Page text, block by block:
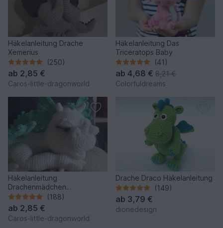
Häkelanleitung Drache
Xemerius
(250)
ab 2,85 €
Caros-little-dragonworld
Häkelanleitung Das
Triceratops Baby
(41)
ab 4,68 € 8,21 €
Colorfuldreams
Häkelanleitung
Drachenmädchen
"Aquamarina"(188)
ab 2,85 €
Caros-little-dragonworld
Drache Draco Häkelanleitung
(149)
ab 3,79 €
dionedesign